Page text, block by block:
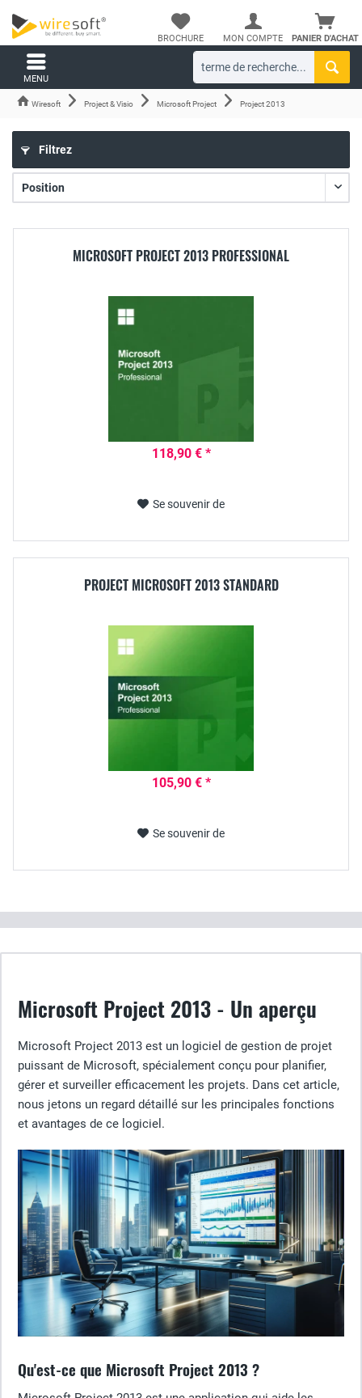
PANIER D'ACHAT
BROCHURE MON COMPTE
MENU
Wiresoft Project & Visio Microsoft Project Project 2013
Filtrez
MICROSOFT PROJECT 2013 PROFESSIONAL
118,90 € *
Se souvenir de
PROJECT MICROSOFT 2013 STANDARD
105,90 € *
Se souvenir de
Microsoft Project 2013 - Un aperçu
Microsoft Project 2013 est un logiciel de gestion de projet
puissant de Microsoft, spécialement conçu pour planifier,
gérer et surveiller efficacement les projets. Dans cet article,
nous jetons un regard détaillé sur les principales fonctions
et avantages de ce logiciel.
Qu'est-ce que Microsoft Project 2013 ?